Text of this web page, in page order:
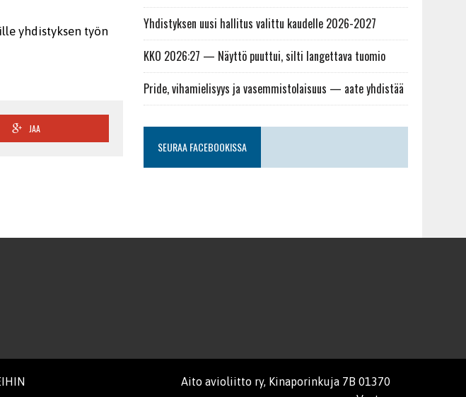
yhdistyksen työn
JAA
Yhdistyksen uusi hallitus valittu kaudelle 2026-2027
KKO 2026:27 — Näyttö puuttui, silti langettava tuomio
Pride, vihamielisyys ja vasemmistolaisuus — aate yhdistää
SEURAA FACEBOOKISSA
Aito avioliitto ry, Kinaporinkuja 7B 01370